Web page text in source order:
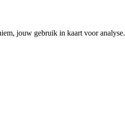
jouw gebruik in kaart voor analyse.